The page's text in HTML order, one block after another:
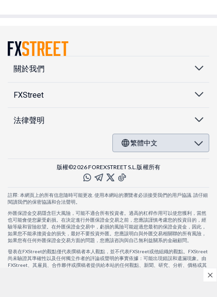
關於我們
FXStreet
法律聲明
繁體中文
版權©2026 FOREXSTREET S.L.版權所有
註釋: 本網頁上的所有信息隨時可能更改. 使用本網站的瀏覽者必須接受我們的用戶協議. 請仔細
閱讀我們的保密協議和合法聲明。
外匯保證金交易隱含巨大風險，可能不適合所有投資者。過高的杠桿作用可以使您獲利，當然
也可能會使您蒙受虧損。在決定進行外匯保證金交易之前，您應該謹慎考慮您的投資目的，經
驗等級和冒險欲望。在外匯保證金交易中，虧損的風險可能超過您最初的保證金資金，因此，
如果您不能承擔資金的損失，最好不要投資外匯。您應該明白與外匯交易相關聯的所有風險，
如果您有任何外匯保證金交易方面的問題，您應該咨詢與自己無利益關系的金融顧問。
發表在FXStreet的觀點僅代表撰稿者本人觀點，並不代表FXStreet或他組織的觀點。FXStreet
尚未驗證其準確性以及任何獨立作者的評論或聲明的事實依據：可能出現錯誤和遺漏現象。由
FXStreet、其雇員、合作夥伴或撰稿者提供給本站的任何觀點、新聞、研究、分析、價格或其